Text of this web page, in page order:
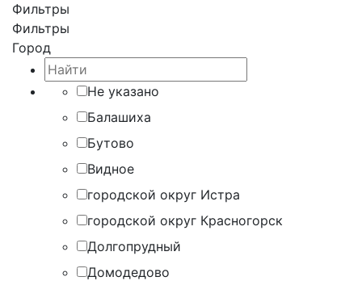
Фильтры
Фильтры
Город
Не указано
Балашиха
Бутово
Видное
городской округ Истра
городской округ Красногорск
Долгопрудный
Домодедово